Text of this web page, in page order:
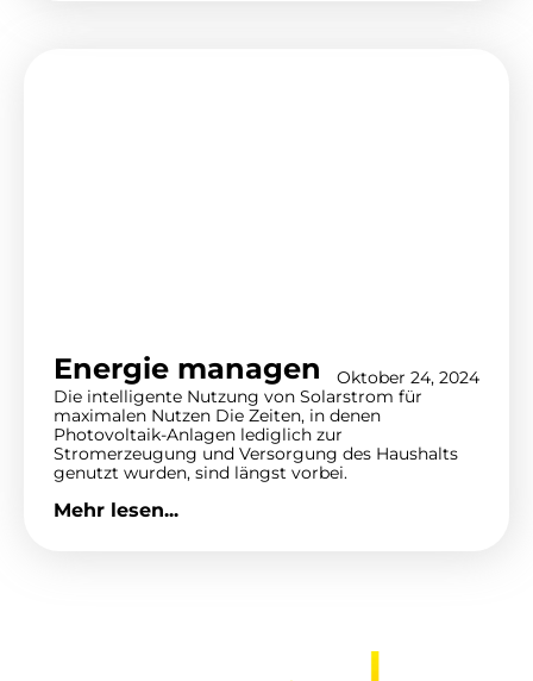
Energie managen
Oktober 24, 2024
Die intelligente Nutzung von Solarstrom für
maximalen Nutzen Die Zeiten, in denen
Photovoltaik-Anlagen lediglich zur
Stromerzeugung und Versorgung des Haushalts
genutzt wurden, sind längst vorbei.
Mehr lesen...